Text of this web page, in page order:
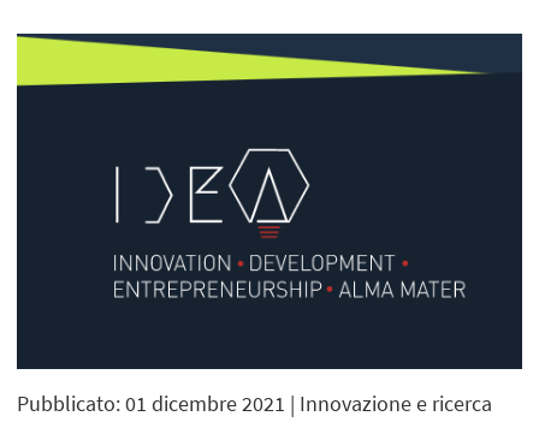
Pubblicato: 01 dicembre 2021 | Innovazione e ricerca